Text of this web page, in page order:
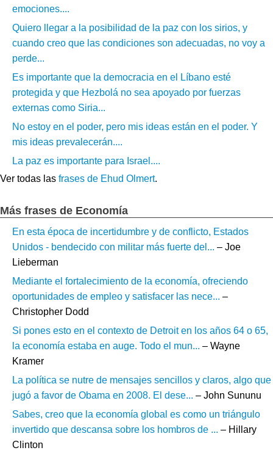
emociones....
Quiero llegar a la posibilidad de la paz con los sirios, y
cuando creo que las condiciones son adecuadas, no voy a
perde...
Es importante que la democracia en el Líbano esté
protegida y que Hezbolá no sea apoyado por fuerzas
externas como Siria...
No estoy en el poder, pero mis ideas están en el poder. Y
mis ideas prevalecerán....
La paz es importante para Israel....
Ver todas las frases de Ehud Olmert.
Más frases de Economía
En esta época de incertidumbre y de conflicto, Estados
Unidos - bendecido con militar más fuerte del... – Joe
Lieberman
Mediante el fortalecimiento de la economía, ofreciendo
oportunidades de empleo y satisfacer las nece... –
Christopher Dodd
Si pones esto en el contexto de Detroit en los años 64 o 65,
la economía estaba en auge. Todo el mun... – Wayne
Kramer
La política se nutre de mensajes sencillos y claros, algo que
jugó a favor de Obama en 2008. El dese... – John Sununu
Sabes, creo que la economía global es como un triángulo
invertido que descansa sobre los hombros de ... – Hillary
Clinton